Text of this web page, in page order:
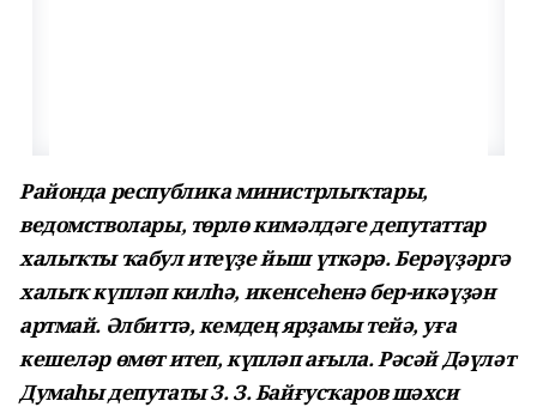
Районда республика министрлыҡтары,
ведомстволары, төрлө кимәлдәге депутаттар
халыҡты ҡабул итеүҙе йыш үткәрә. Берәүҙәргә
халыҡ күпләп килһә, икенсеһенә бер-икәүҙән
артмай. Әлбиттә, кемдең ярҙамы тейә, уға
кешеләр өмөт итеп, күпләп ағыла. Рәсәй Дәүләт
Думаһы депутаты З. З. Байғусҡаров шәхси